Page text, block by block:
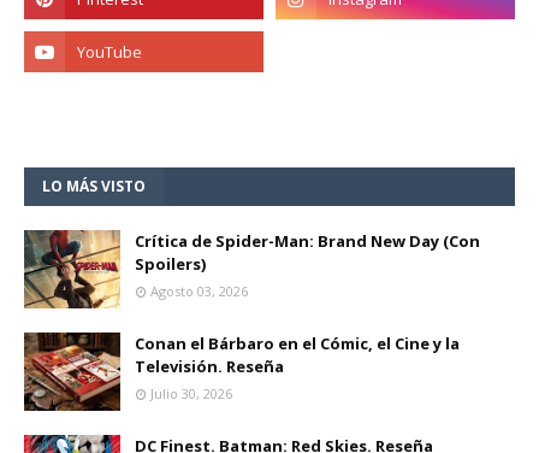
LO MÁS VISTO
Crítica de Spider-Man: Brand New Day (Con
Spoilers)
Agosto 03, 2026
Conan el Bárbaro en el Cómic, el Cine y la
Televisión. Reseña
Julio 30, 2026
DC Finest. Batman: Red Skies. Reseña